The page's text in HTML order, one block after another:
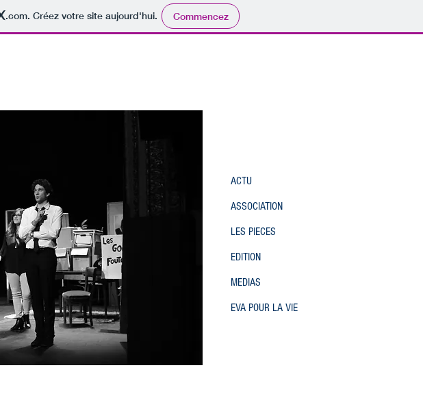
.com. Créez votre site aujourd'hui. Commencez
ACTU
ASSOCIATION
LES PIECES
EDITION
MEDIAS
EVA POUR LA VIE